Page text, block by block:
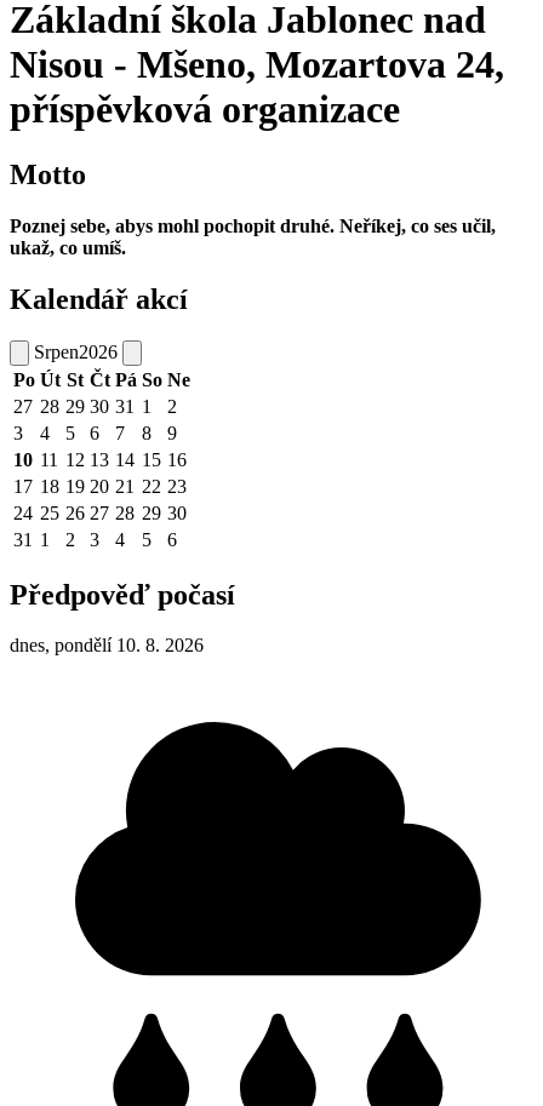
Základní škola Jablonec nad
Nisou - Mšeno, Mozartova 24,
příspěvková organizace
Motto
Poznej sebe, abys mohl pochopit druhé. Neříkej, co ses učil,
ukaž, co umíš.
Kalendář akcí
Srpen2026
Po Út St Čt Pá So Ne
27 28 29 30 31 1
2
3
4 5 6 7 8
9
10 11 12 13 14 15 16
17 18 19 20 21 22 23
24 25 26 27 28 29 30
31 1 2 3 4 5 6
Předpověď počasí
dnes, pondělí 10. 8. 2026